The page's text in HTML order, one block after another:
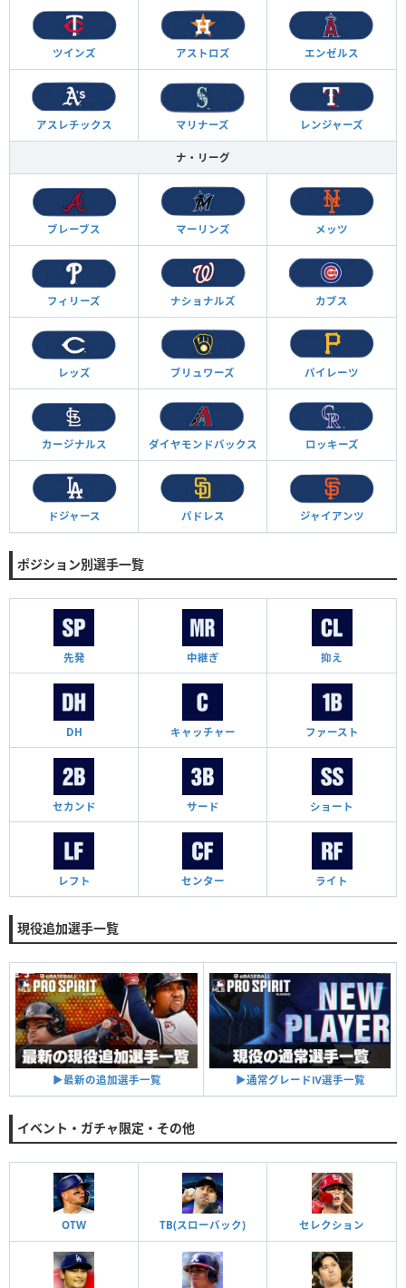
ツインズ アストロズ エンゼルス
アスレチックス マリナーズ レンジャーズ
ナ・リーグ
ブレーブス マーリンズ メッツ
フィリーズ ナショナルズ カブス
レッズ ブリュワーズ パイレーツ
カージナルス ダイヤモンドバックス ロッキーズ
ドジャース パドレス ジャイアンツ
ポジション別選手一覧
先発 中継ぎ 抑え
DH キャッチャー ファースト
セカンド サード ショート
レフト センター ライト
現役追加選手一覧
▶︎最新の追加選手一覧 ▶︎通常グレードⅣ選手一覧
イベント・ガチャ限定・その他
OTW TB(スローバック) セレクション